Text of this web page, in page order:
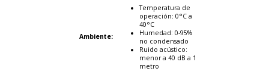
Ambiente:
Temperatura de
operación: 0°C a
40°C
Humedad: 0-95%
no condensado
Ruido acústico:
menor a 40 dB a 1
metro